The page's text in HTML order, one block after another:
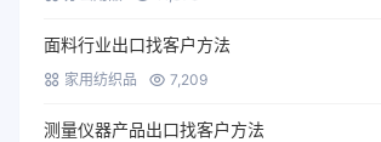
面料行业出口找客户方法
家用纺织品 7,209
测量仪器产品出口找客户方法